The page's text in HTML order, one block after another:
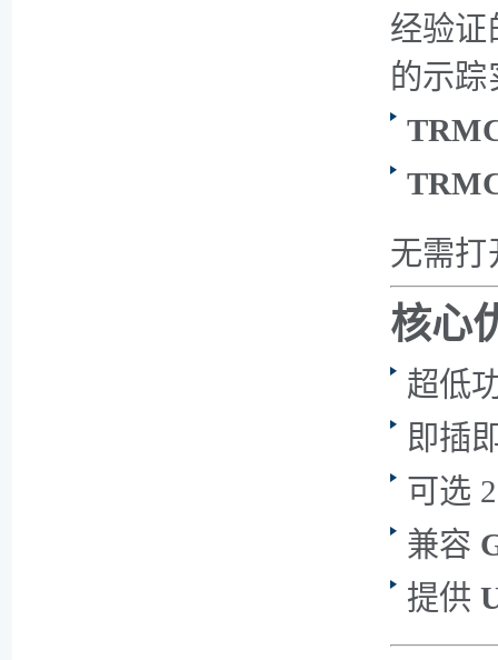
经验证
的示踪
无需打
核心
超低
即插
可选
兼容
提供